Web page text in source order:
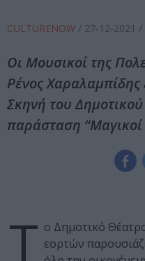
CULTURENOW / 27-12-2021 /
Οι Μουσικοί της
Ρένος Χαραλαμπίδης
Σκηνή του
παράσταση
Τ ο Δημοτικό
εορτών